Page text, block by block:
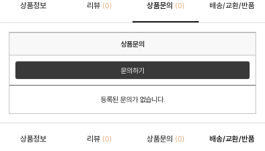
상품정보 리뷰 (0) 상품문의 (0) 배송/교환/반품
상품문의
문의하기
등록된 문의가 없습니다.
상품정보 리뷰 (0) 상품문의 (0) 배송/교환/반품